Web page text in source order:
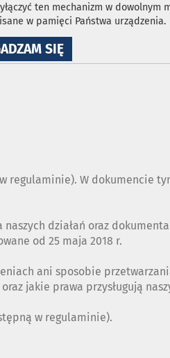
ten mechanizm w
w pamięci Państwa urządzenia.
SIĘNA
WYKORZYSTANIE
regulaminie). W dokumencie
działań oraz
od 25 maja 2018 r.
ani sposobie
jakie prawa przysługują
w regulaminie).